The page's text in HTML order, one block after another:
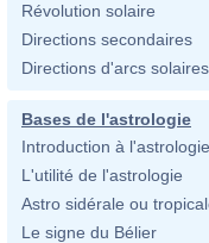
Révolution solaire
Directions secondaires
Directions d'arcs solaires
Bases de l'astrologie
Introduction à l'astrologie
L'utilité de l'astrologie
Astro sidérale ou
Le signe du Bélier